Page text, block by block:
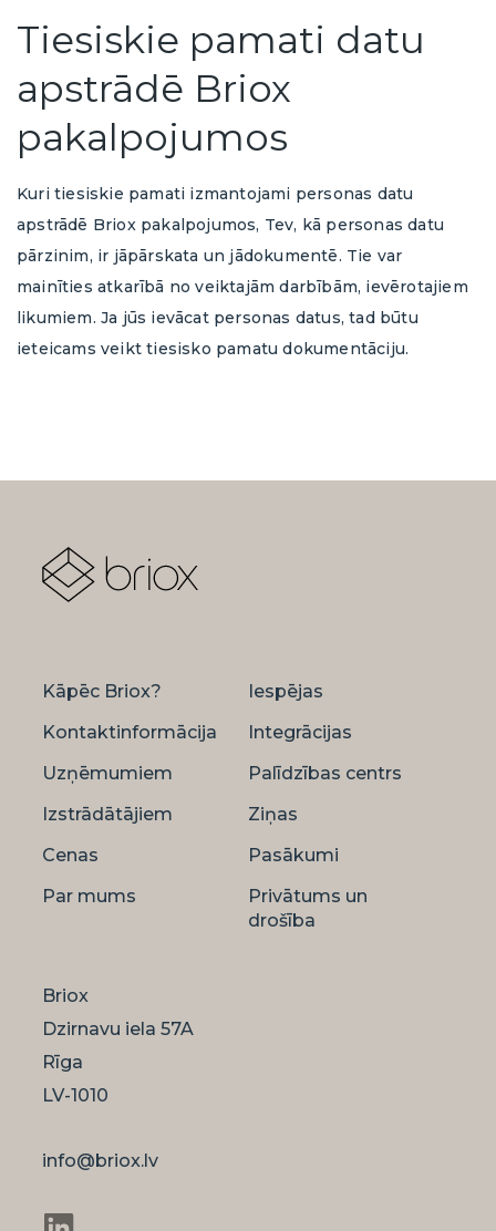
Tiesiskie pamati datu
apstrādē Briox
pakalpojumos
Kuri tiesiskie pamati izmantojami personas datu
apstrādē Briox pakalpojumos, Tev, kā personas datu
pārzinim, ir jāpārskata un jādokumentē. Tie var
mainīties atkarībā no veiktajām darbībām, ievērotajiem
likumiem. Ja jūs ievācat personas datus, tad būtu
ieteicams veikt tiesisko pamatu dokumentāciju.
Kāpēc Briox?
Kontaktinformācija
Uzņēmumiem
Izstrādātājiem
Cenas
Par mums
Iespējas
Integrācijas
Palīdzības centrs
Ziņas
Pasākumi
Privātums un
drošība
Briox
Dzirnavu iela 57A
Rīga
LV-1010
info@briox.lv